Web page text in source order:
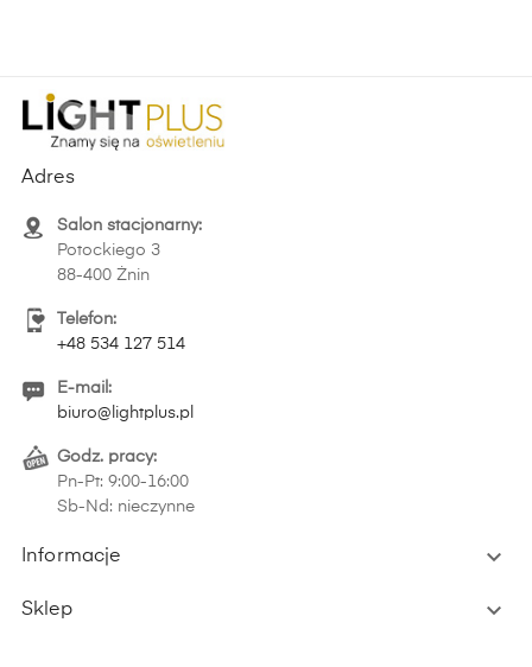
Adres
Salon stacjonarny:
Potockiego 3
88-400 Żnin
Telefon:
+48 534 127 514
E-mail:
biuro@lightplus.pl
Godz. pracy:
Pn-Pt: 9:00-16:00
Sb-Nd: nieczynne
Informacje 
Sklep 